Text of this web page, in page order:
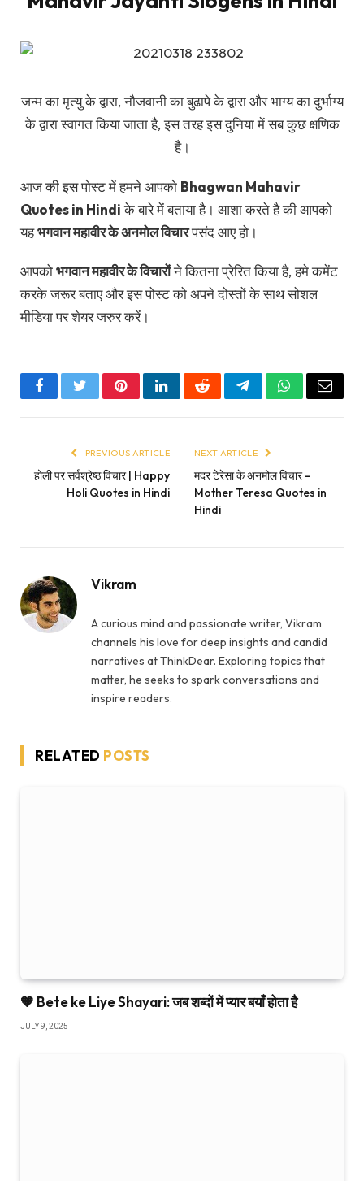
जन्म का मृत्यु के द्वारा, नौजवानी का बुढापे के द्वारा और भाग्य का दुर्भाग्य
के द्वारा स्वागत किया जाता है, इस तरह इस दुनिया में सब कुछ क्षणिक
है।
आज की इस पोस्ट में हमने आपको Bhagwan Mahavir
Quotes in Hindiके बारे में बताया है। आशा करते है की आपको
यहभगवान महावीर के अनमोल विचारपसंद आए हो।
आपकोभगवान महावीर के विचारोंने कितना प्रेरित किया है, हमे कमेंट
करके जरूर बताए और इस पोस्ट को अपने दोस्तों के साथ सोशल
मीडिया पर शेयर जरुर करें।
FacebookTwitterPinterestLinkedInRedditTelegramWhatsApp
Email
PREVIOUS ARTICLE
होली पर सर्वश्रेष्ठ विचार | Happy
Holi Quotes in Hindi
NEXT ARTICLE
मदर टेरेसा के अनमोल विचार –
Mother Teresa Quotes in
Hindi
Vikram
A curious mind and passionate writer, Vikram
channels his love for deep insights and candid
narratives at ThinkDear. Exploring topics that
matter, he seeks to spark conversations and
inspire readers.
RELATED POSTS
🧡 Bete ke Liye Shayari: जब शब्दों में प्यार बयाँ होता है
JULY 9, 2025